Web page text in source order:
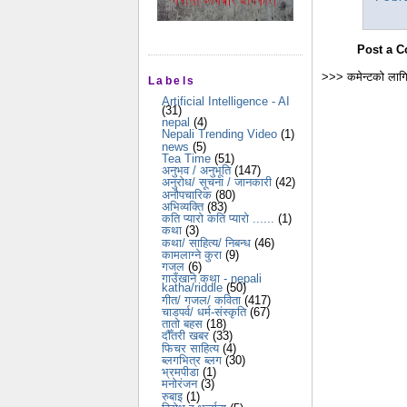
Labels
Artificial Intelligence - AI
(31)
nepal (4)
Nepali Trending Video (1)
news (5)
Tea Time (51)
अनुभव / अनुभूति (147)
अनुरोध/ सूचना / जानकारी (42)
अनौपचारिक (80)
अभिव्यक्ति (83)
कति प्यारो कति प्यारो ...... (1)
कथा (3)
कथा/ साहित्य/ निबन्ध (46)
कामलाग्ने कुरा (9)
गजल (6)
गाउँखाने कथा - nepali
katha/riddle (50)
गीत/ गजल/ कविता (417)
चाडपर्व/ धर्म-संस्कृति (67)
तातो बहस (18)
दौँतरी खबर (33)
फिचर साहित्य (4)
ब्लगभित्र ब्लग (30)
भ्रमपीडा (1)
मनोरंजन (3)
रुबाइ (1)
Post a
>>> कमेन्टको